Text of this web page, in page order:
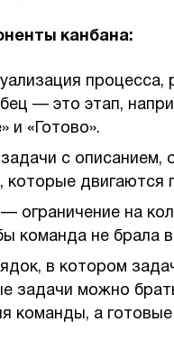
канбана:
процесса,
— это этап,
и «Готово».
с описанием,
которые двигаются
— ограничение на
команда не брала
в котором
задачи можно
команды, а